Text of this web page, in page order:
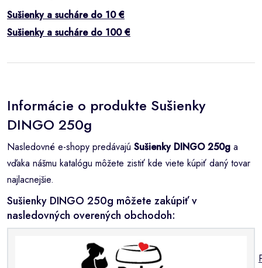
Sušienky a sucháre do 10 €
Sušienky a sucháre do 100 €
Informácie o produkte Sušienky
DINGO 250g
Nasledovné e-shopy predávajú Sušienky DINGO 250g a
vďaka nášmu katalógu môžete zistiť kde viete kúpiť daný tovar
najlacnejšie.
Sušienky DINGO 250g môžete zakúpiť v
nasledovných overených obchodoh: